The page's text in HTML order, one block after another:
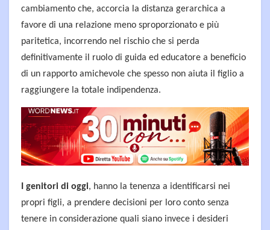
cambiamento che, accorcia la distanza gerarchica a
favore di una relazione meno sproporzionato e più
paritetica, incorrendo nel rischio che si perda
definitivamente il ruolo di guida ed educatore a beneficio
di un rapporto amichevole che spesso non aiuta il figlio a
raggiungere la totale indipendenza.
I genitori di oggi, hanno la tenenza a identificarsi nei
propri figli, a prendere decisioni per loro conto senza
tenere in considerazione quali siano invece i desideri